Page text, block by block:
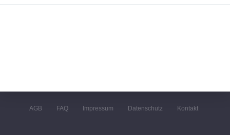
AGB FAQ Impressum Datenschutz Kontakt